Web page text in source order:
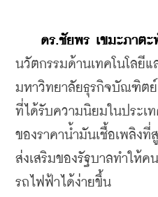
ดร.ชัยพร เขมะภาตะ
นวัตกรรมด้านเทคโนโลยีแ
มหาวิทยาลัยธุรกิจบัณฑิตย์
ที่ได้รับความนิยมในประเ
ของราคาน้ำมันเชื้อเพลิง
ส่งเสริมของรัฐบาลทำให้ค
รถไฟฟ้าได้ง่ายขึ้น